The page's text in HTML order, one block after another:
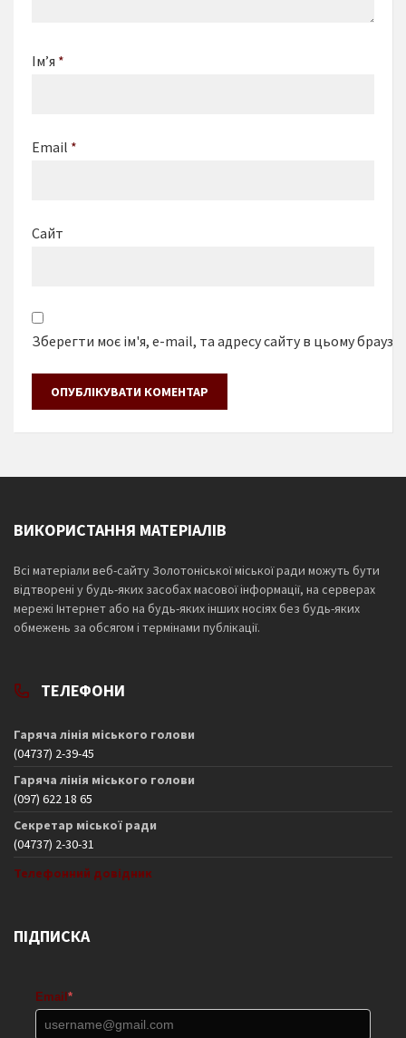
Ім’я *
Email *
Сайт
Зберегти моє ім'я, e-mail, та адресу сайту в цьому
ВИКОРИСТАННЯ МАТЕРІАЛІВ
Всі матеріали веб-сайту Золотоніської міської ради можуть бути
відтворені у будь-яких засобах масової інформації, на серверах
мережі Інтернет або на будь-яких інших носіях без будь-яких
обмежень за обсягом і термінами публікації.
ТЕЛЕФОНИ
Гаряча лінія міського голови
(04737) 2-39-45
Гаряча лінія міського голови
(097) 622 18 65
Секретар міської ради
(04737) 2-30-31
Телефонний довідник
ПІДПИСКА
Email *